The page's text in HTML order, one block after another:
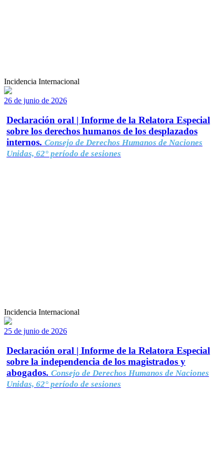
Incidencia Internacional
26 de junio de 2026
Declaración oral | Informe de la Relatora Especial
sobre los derechos humanos de los desplazados
internos. Consejo de Derechos Humanos de Naciones
Unidas, 62° período de sesiones
Incidencia Internacional
25 de junio de 2026
Declaración oral | Informe de la Relatora Especial
sobre la independencia de los magistrados y
abogados. Consejo de Derechos Humanos de Naciones
Unidas, 62° período de sesiones